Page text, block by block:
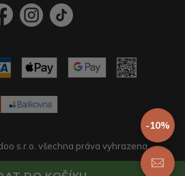
-10%
s.r.o. všechna práva vyhrazena.
eshopy na míru